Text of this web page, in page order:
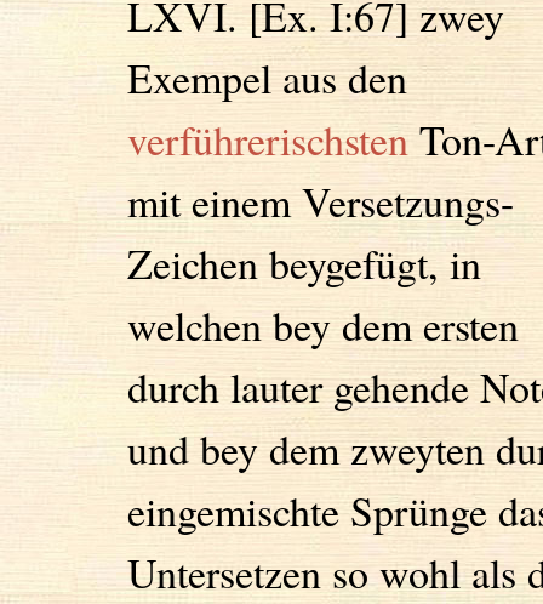
LXVI. [Ex. I:67] zwey
Exempel aus den
verführerischstenTon-
mit einem Versetzungs-
Zeichen beygefügt, in
welchen bey dem ersten
durch lauter gehende
und bey dem zweyten
eingemischte Sprünge
Untersetzen so wohl als